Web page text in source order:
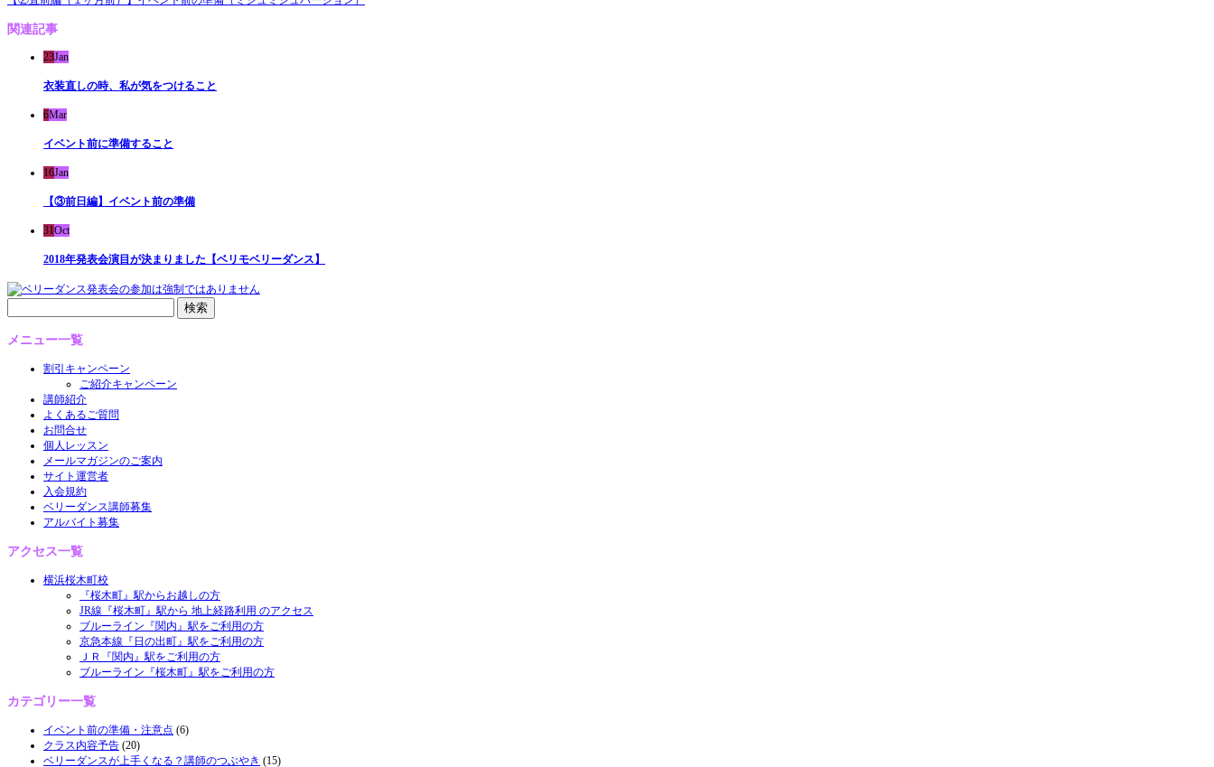
関連記事
23Jan
衣装直しの時、私が気をつけること
6Mar
イベント前に準備すること
16Jan
【③前日編】イベント前の準備
31Oct
2018年発表会演目が決まりました【ベリモベリーダンス】
検
索:
メニュー一覧
割引キャンペーン
ご紹介キャンペーン
講師紹介
よくあるご質問
お問合せ
個人レッスン
メールマガジンのご案内
サイト運営者
入会規約
ベリーダンス講師募集
アルバイト募集
アクセス一覧
横浜桜木町校
『桜木町』駅からお越しの方
JR線『桜木町』駅から 地上経路利用 のアクセス
ブルーライン『関内』駅をご利用の方
京急本線『日の出町』駅をご利用の方
ＪＲ『関内』駅をご利用の方
ブルーライン『桜木町』駅をご利用の方
カテゴリー一覧
イベント前の準備・注意点 (6)
クラス内容予告 (20)
ベリーダンスが上手くなる？講師のつぶやき (15)